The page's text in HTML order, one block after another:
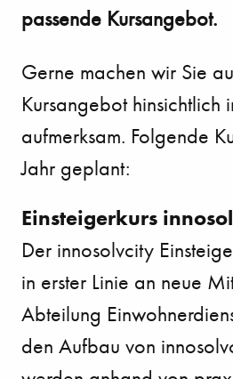
passende Kursangebot.
Gerne machen wir Sie
Kursangebot hinsichtlich
aufmerksam. Folgende
Jahr geplant:
Einsteigerkurs
Der innosolvcity
in erster Linie an neue
Abteilung
den Aufbau von